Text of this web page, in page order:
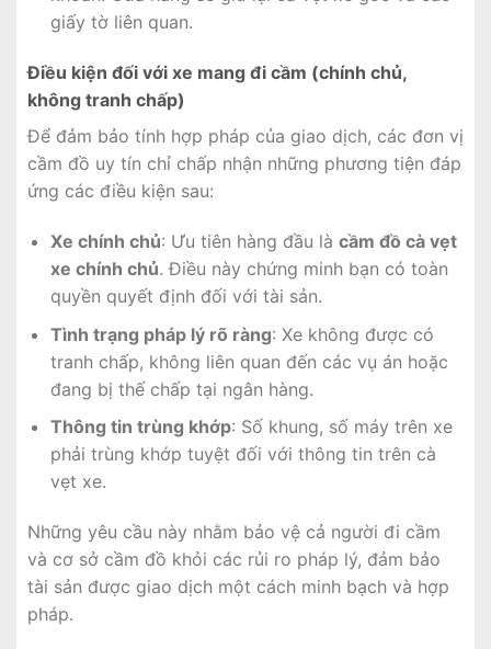
giấy tờ liên quan.
Điều kiện đối với xe mang đi cầm (chính chủ,
không tranh chấp)
Để đảm bảo tính hợp pháp của giao dịch, các đơn vị
cầm đồ uy tín chỉ chấp nhận những phương tiện đáp
ứng các điều kiện sau:
Xe chính chủ: Ưu tiên hàng đầu là cầm đồ cà vẹt
xe chính chủ. Điều này chứng minh bạn có toàn
quyền quyết định đối với tài sản.
Tình trạng pháp lý rõ ràng: Xe không được có
tranh chấp, không liên quan đến các vụ án hoặc
đang bị thế chấp tại ngân hàng.
Thông tin trùng khớp: Số khung, số máy trên xe
phải trùng khớp tuyệt đối với thông tin trên cà
vẹt xe.
Những yêu cầu này nhằm bảo vệ cả người đi cầm
và cơ sở cầm đồ khỏi các rủi ro pháp lý, đảm bảo
tài sản được giao dịch một cách minh bạch và hợp
pháp.